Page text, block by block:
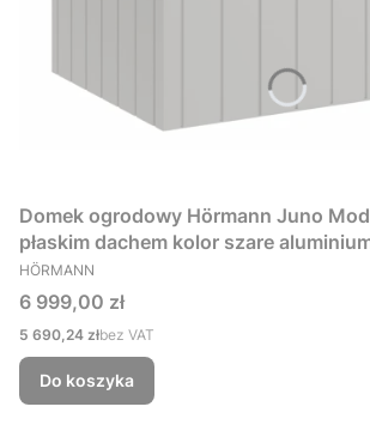
Domek ogrodowy Hörmann Juno
płaskim dachem kolor szare
229x181 cm
PRODUCENT
HÖRMANN
Cena
6 999,00 zł
Cena
5 690,24 złbez VAT
Do koszyka